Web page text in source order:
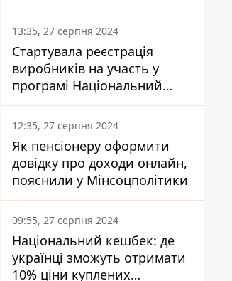
13:35, 27 серпня 2024
Стартувала реєстрація
виробників на участь у
програмі Національний
кешбек: як це зробити
через портал Дія
12:35, 27 серпня 2024
Як пенсіонеру оформити
довідку про доходи онлайн,
пояснили у Мінсоцполітики
09:55, 27 серпня 2024
Національний кешбек: де
українці зможуть отримати
10% ціни куплених